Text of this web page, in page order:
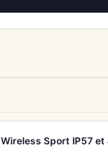
Sport IP57